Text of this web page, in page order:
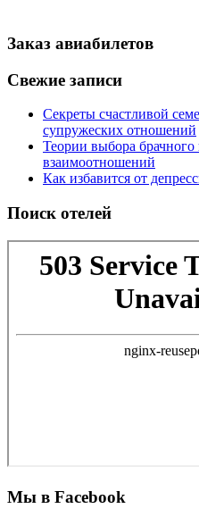
Заказ авиабилетов
Свежие записи
Секреты счастливой
супружеских отношений
Теории выбора брачного
взаимоотношений
Как избавится от
Поиск отелей
Мы в Facebook